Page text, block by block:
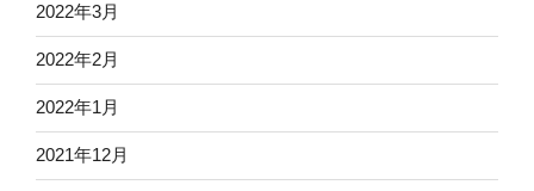
2022年3月
2022年2月
2022年1月
2021年12月